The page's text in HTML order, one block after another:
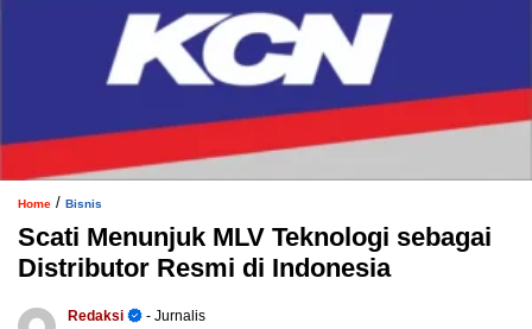
Home / Bisnis
Scati Menunjuk MLV Teknologi sebagai
Distributor Resmi di Indonesia
Redaksi
- Jurnalis